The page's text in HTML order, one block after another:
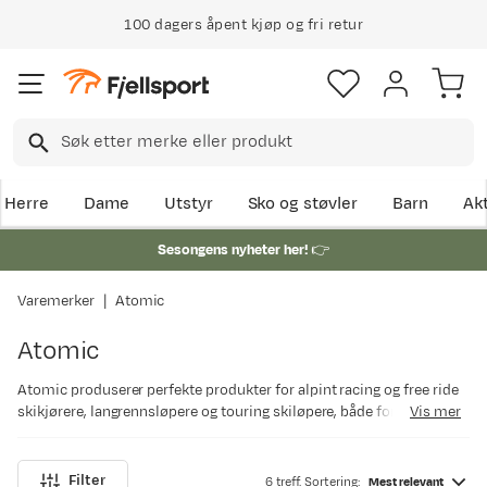
100 dagers åpent kjøp og fri retur
Herre Dame Utstyr Sko og støvler Barn
Sesongens nyheter her!👉
Varemerker Atomic
Atomic
Atomic produserer perfekte produkter for alpint racing og free ride
skikjørere, langrennsløpere og touring skiløpere, både for
produsert med den perfekte kombinasjonen av hjerte, sjel og
entusiasme, noe som reflekteres i ekspertisen og lidenskapen hver
Vis mer
Filter 6 treff. Sortering: Mest relevant